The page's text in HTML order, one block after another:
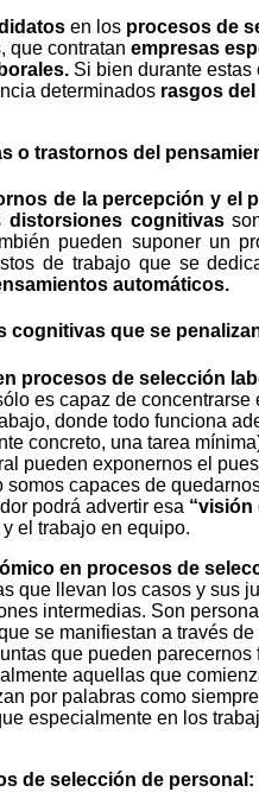
en los procesos de
que contratan empresas
Si bien durante
determinados rasgos
o trastornos del
de la percepción y el
distorsiones cognitivas
pueden suponer un
de trabajo que se
automáticos.
que se
procesos de selección
es capaz de
donde todo funciona
concreto, una tarea
pueden exponernos el
capaces de
podrá advertir esa “visión
el trabajo en equipo.
en procesos de
que llevan los casos y sus
intermedias. Son
se manifiestan a través
que pueden
aquellas que
por palabras como
especialmente en los
de selección de personal: